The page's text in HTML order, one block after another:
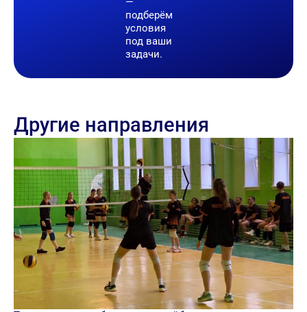
подберём
условия
под ваши
задачи.
Другие направления